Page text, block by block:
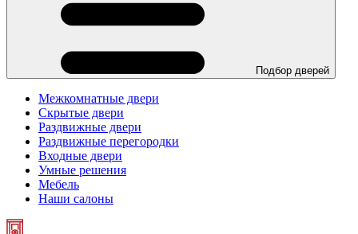
Подбор дверей
Межкомнатные двери
Скрытые двери
Раздвижные двери
Раздвижные перегородки
Входные двери
Умные решения
Мебель
Наши салоны